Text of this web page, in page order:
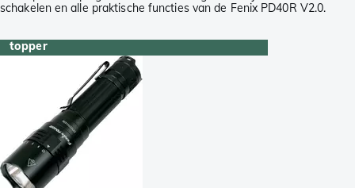
schakelen en alle praktische functies van de Fenix PD40R V2.0.
topper